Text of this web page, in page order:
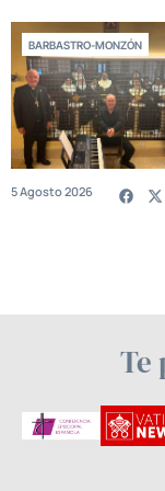
BARBASTRO-MONZÓN
5 Agosto 2026
Te